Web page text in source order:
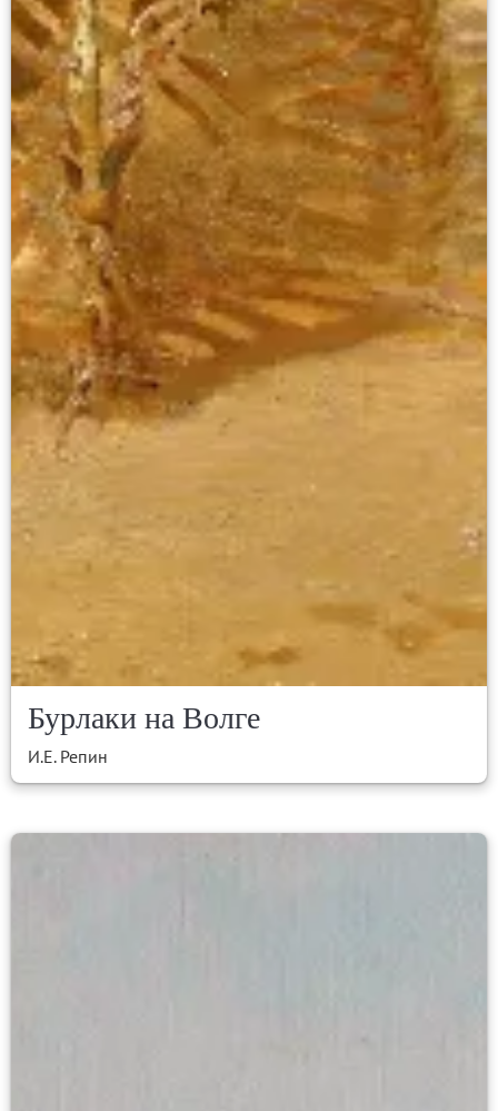
Бурлаки на Волге
И.Е. Репин